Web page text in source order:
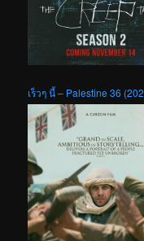
เร็วๆ นี้ – Palestine 36